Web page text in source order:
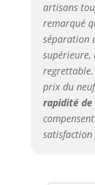
artisans
remarqué
séparation
supérieure,
regrettable.
prix du
rapidité de
satisfaction